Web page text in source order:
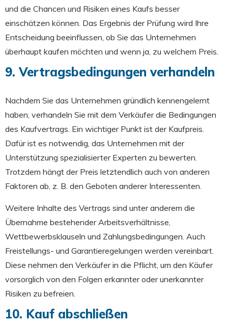
und die Chancen und Risiken eines Kaufs besser
einschätzen können. Das Ergebnis der Prüfung wird Ihre
Entscheidung beeinflussen, ob Sie das Unternehmen
überhaupt kaufen möchten und wenn ja, zu welchem Preis.
9. Vertragsbedingungen verhandeln
Nachdem Sie das Unternehmen gründlich kennengelernt
haben, verhandeln Sie mit dem Verkäufer die Bedingungen
des Kaufvertrags. Ein wichtiger Punkt ist der Kaufpreis.
Dafür ist es notwendig, das Unternehmen mit der
Unterstützung spezialisierter Experten zu bewerten.
Trotzdem hängt der Preis letztendlich auch von anderen
Faktoren ab, z. B. den Geboten anderer Interessenten.
Weitere Inhalte des Vertrags sind unter anderem die
Übernahme bestehender Arbeitsverhältnisse,
Wettbewerbsklauseln und Zahlungsbedingungen. Auch
Freistellungs- und Garantieregelungen werden vereinbart.
Diese nehmen den Verkäufer in die Pflicht, um den Käufer
vorsorglich von den Folgen erkannter oder unerkannter
Risiken zu befreien.
10. Kauf abschließen